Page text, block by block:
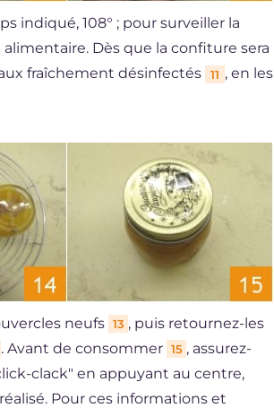
indiqué, 108° ; pour surveiller la
Dès que la confiture sera
fraîchement désinfectés 11 , en les
neufs 13 , puis retournez-les
. Avant de consommer 15 , assurez-
clack" en appuyant au centre,
Pour ces informations et